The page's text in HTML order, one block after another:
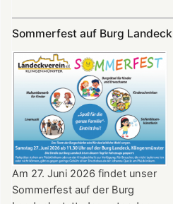
auf
Burg
Landeck
am
20.
Juni
2026
ab
20:30
Uhr​​​​​​​​​​​​​​
Sommerfest auf Burg Landeck
Am 27. Juni 2026 findet unser
Sommerfest auf der Burg